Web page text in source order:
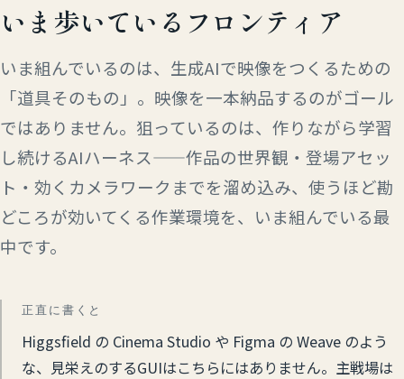
いま歩いているフロンティア
いま組んでいるのは、生成AIで映像をつくるための
「道具そのもの」。映像を一本納品するのがゴール
ではありません。狙っているのは、作りながら学習
し続けるAIハーネス——作品の世界観・登場アセッ
ト・効くカメラワークまでを溜め込み、使うほど勘
どころが効いてくる作業環境を、いま組んでいる最
中です。
正直に書くと
Higgsfield の Cinema Studio や Figma の Weave のよう
な、見栄えのするGUIはこちらにはありません。主戦場は